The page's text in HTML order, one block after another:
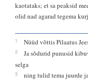
kaotataks; et sa peaksid
olid nad agarad tegema
1 Nüüd võttis Pilaatus
2
Ja sõdurid punusid
selga
3
ning tulid tema juurde